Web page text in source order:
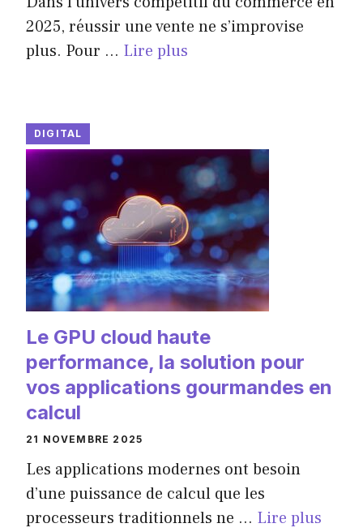
2025, réussir une vente ne s’improvise
plus. Pour ... Lire plus
DIGITAL
Le GPU cloud haute
performance, la solution pour
vos applications gourmandes en
calcul
21 NOVEMBRE 2025
Les applications modernes ont besoin
d’une puissance de calcul que les
processeurs traditionnels ne ... Lire plus